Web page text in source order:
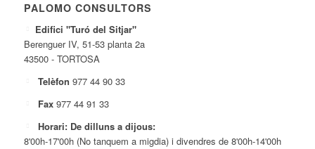
PALOMO CONSULTORS
Edifici "Turó del Sitjar"
Berenguer IV, 51-53 planta 2a
43500 - TORTOSA
Telèfon 977 44 90 33
Fax 977 44 91 33
Horari: De dilluns a dijous:
8'00h-17'00h (No tanquem a migdia) i divendres de 8'00h-14'00h